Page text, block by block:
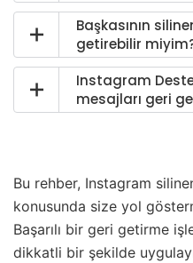
Başkasının
getirebilir
Instagram
mesajları geri
Bu rehber, Instagram
konusunda size yol
Başarılı bir geri getirme
dikkatli bir şekilde